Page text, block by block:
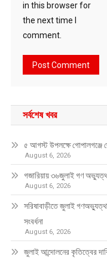
in this browser for
the next time I
comment.
সর্বশেষ খবর
৫ আগস্ট উপলক্ষে গোপালগঞ্জে
August 6, 2026
গজারিয়ায় ৩৬জুলাই গণ
August 6, 2026
সরিষাবাড়ীতে জুলাই
সংবর্ধনা
August 6, 2026
জুলাই আন্দোলনের কৃতিত্বের